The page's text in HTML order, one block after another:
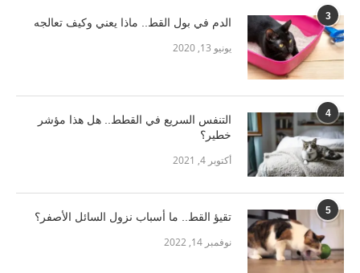
3 الدم في بول القط.. ماذا يعني وكيف تعالجه
يونيو 13, 2020
4
التنفس السريع في القطط.. هل هذا مؤشر
خطير؟
أكتوبر 4, 2021
5 تقيؤ القط.. ما أسباب نزول السائل الأصفر؟
نوفمبر 14, 2022